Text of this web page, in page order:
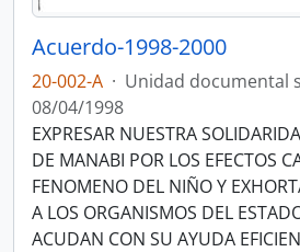
Acuerdo-1998-2000
20-002-A · Unidad documental
08/04/1998
EXPRESAR NUESTRA
DE MANABI POR LOS EFECTOS
FENOMENO DEL NIÑO Y
A LOS ORGANISMOS DEL
ACUDAN CON SU AYUDA